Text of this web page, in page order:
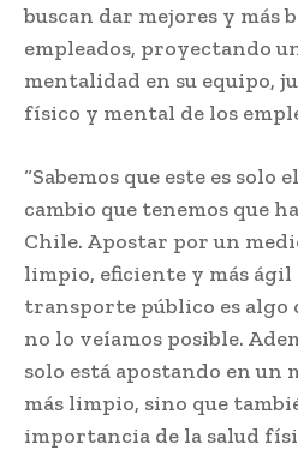
buscan dar mejores y más
empleados, proyectando
mentalidad en su equipo,
físico y mental de los
“Sabemos que este es
cambio que tenemos que
Chile. Apostar por un
limpio, eficiente y más ágil
transporte público es algo
no lo veíamos posible.
solo está apostando en
más limpio, sino que
importancia de la salud